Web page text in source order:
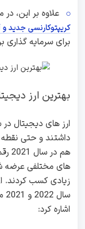
علاوه بر این،
کریپتوکارنسی جدید و
برای سرمایه
بهترین ارز دیجیتال
داشتند و حتی نقطه
های مختلفی عرضه
زیادی کسب کردند.
اشاره کرد: